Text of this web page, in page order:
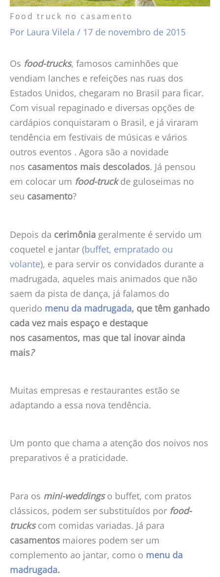
Food truck no casamento
Por Laura Vilela / 17 de novembro de 2015
Os food-trucks, famosos caminhões que
vendiam lanches e refeições nas ruas dos
Estados Unidos, chegaram no Brasil para ficar.
Com visual repaginado e diversas opções de
cardápios conquistaram o Brasil, e já viraram
tendência em festivais de músicas e vários
outros eventos . Agora são a novidade
nos casamentos mais descolados. Já pensou
em colocar um food-truckde guloseimas no
seu casamento?
Depois da cerimônia geralmente é servido um
coquetel e jantar (buffet, empratado ou
volante), e para servir os convidados durante a
madrugada, aqueles mais animados que não
saem da pista de dança, já falamos do
querido menu da madrugada, que têm ganhado
cada vez mais espaço e destaque
nos casamentos, mas que tal inovar ainda
mais?
Muitas empresas e restaurantes estão se
adaptando a essa nova tendência.
Um ponto que chama a atenção dos noivos nos
preparativos é a praticidade.
Para os mini-weddingso buffet, com pratos
clássicos, podem ser substituídos por food-
truckscom comidas variadas. Já para
casamentos maiores podem ser um
complemento ao jantar, como o menu da
madrugada.